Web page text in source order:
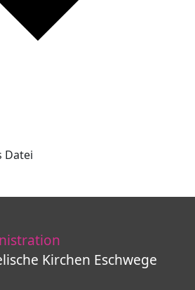
Datei
Kirchen Eschwege